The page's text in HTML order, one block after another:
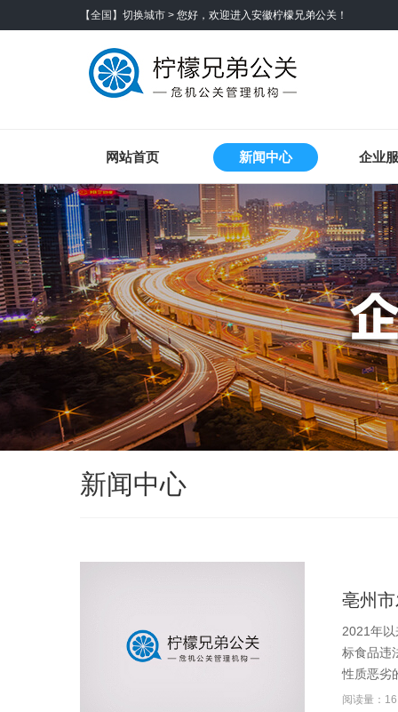
【全国】切换城市 > 您好，欢迎进入安徽柠檬兄弟公关！
网站首页 新闻中心 企业
新闻中心
亳州
2021年
标食品违
性质恶劣
阅读量：16